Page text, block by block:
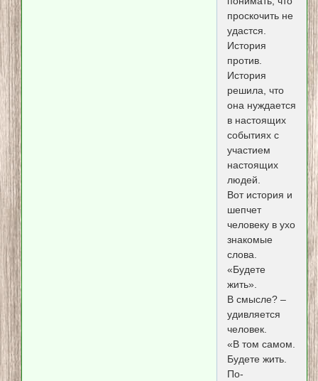
проскочить не
удастся.
История
против.
История
решила, что
она нуждается
в настоящих
событиях с
участием
настоящих
людей.
Вот история и
шепчет
человеку в ухо
знакомые
слова.
«Будете
жить».
В смысле? –
удивляется
человек.
«В том самом.
Будете жить.
По-